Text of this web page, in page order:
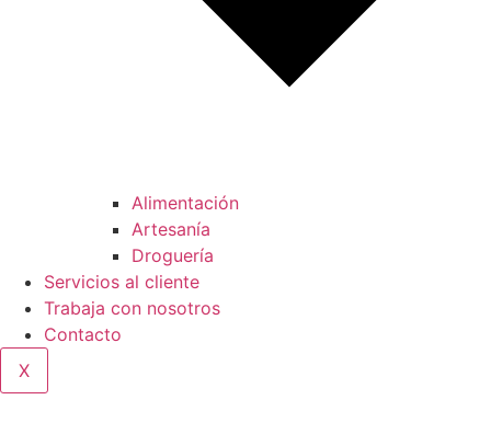
Alimentación
Artesanía
Droguería
Servicios al cliente
Trabaja con nosotros
Contacto
X